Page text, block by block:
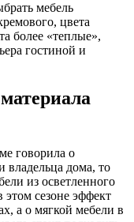
мебель
цвета
более «теплые»,
гостиной и
говорила о
владельца дома, то
из осветленного
сезоне эффект
а о мягкой мебели в